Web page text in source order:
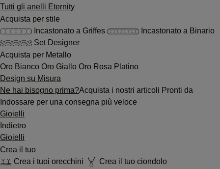
Tutti gli anelli Eternity
Acquista per stile
Incastonato a Griffes
Incastonato a Binario
Set Designer
Acquista per Metallo
Oro Bianco Oro Giallo Oro Rosa Platino
Design su Misura
Ne hai bisogno prima?Acquista i nostri articoli Pronti da
Indossare per una consegna più veloce
Gioielli
Indietro
Gioielli
Crea il tuo
Crea i tuoi orecchini
Crea il tuo ciondolo